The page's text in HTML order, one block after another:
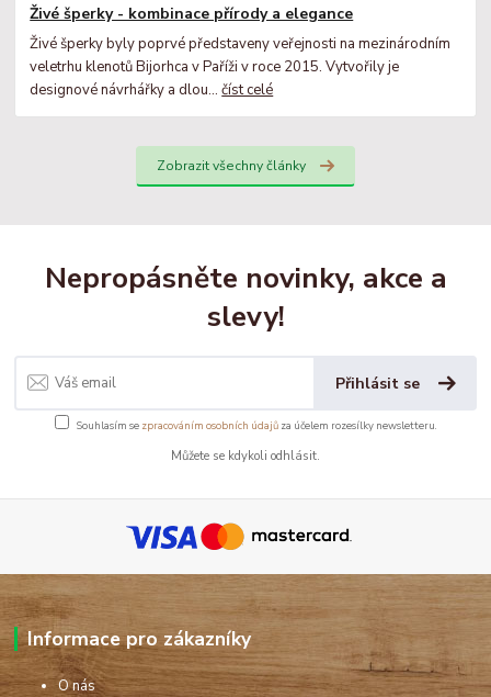
Živé šperky - kombinace přírody a elegance
Živé šperky byly poprvé představeny veřejnosti na mezinárodním
veletrhu klenotů Bijorhca v Paříži v roce 2015. Vytvořily je
designové návrhářky a dlou...číst celé
Zobrazit všechny články
Nepropásněte novinky, akce a
slevy!
Přihlásit se
Souhlasím se zpracováním osobních údajůza účelem rozesílky newsletteru.
Můžete se kdykoli odhlásit.
Informace pro zákazníky
O nás